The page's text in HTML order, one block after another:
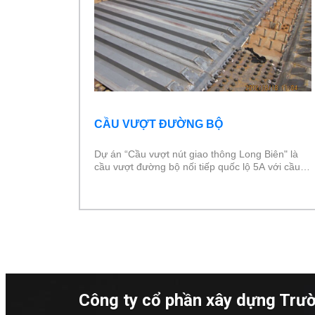
CẦU VƯỢT ĐƯỜNG BỘ
Dự án “Cầu vượt nút giao thông Long Biên" là
cầu vượt đường bộ nối tiếp quốc lộ 5A với cầu
Công ty cổ phần xây dựng